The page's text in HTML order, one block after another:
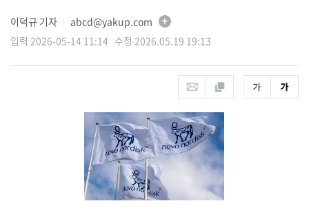
이덕규 기자
abcd@yakup.com
입력 2026-05-14 11:14 수정 2026.05.19 19:13